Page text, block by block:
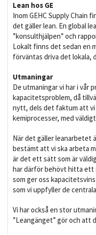
Lean hos GE
Inom GEHC Supply Chain
det gäller lean. En global
”konsulthjälpen” och
Lokalt finns det sedan en
förväntas driva det lokala,
Utmaningar
De utmaningar vi har i vår
kapacitetsproblem, då
nytt, dels det faktum att vi
kemiprocesser, med
När det gäller leanarbetet
bestämt att vi ska arbeta
är det ett sätt som är
har därför behövt hitta
som ger oss
som vi uppfyller de
Vi har också en stor
”Leangänget” gör och att